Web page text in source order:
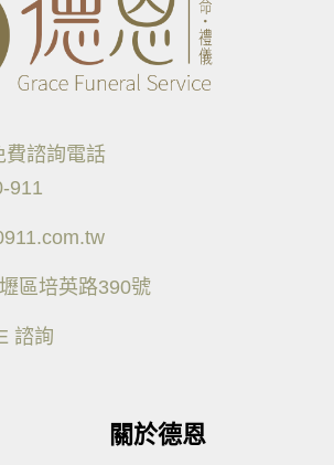
費諮詢電話
911
區培英路390號
諮詢
關於德恩